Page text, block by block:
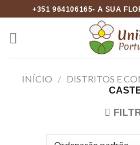
to
content
+351 964106165- A SUA
INÍCIO / DISTRITOS E